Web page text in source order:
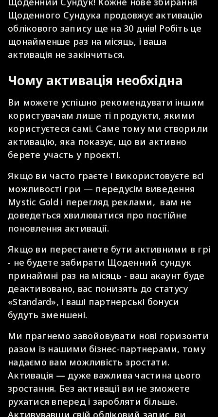
Щоденного Сундука продовжує активацію
облікового запису ще на 30 днів! Робіть це
щонайменше раз на місяць, і ваша
активація не закінчиться.
Чому активація необхідна
Ви можете успішно рекомендувати іншим
користувачам лише ті продукти, якими
користуєтеся самі. Саме тому ми створили
активацію, яка показує, що ви активно
берете участь у проєкті.
Якщо ви часто граєте і використовуєте всі
можливості гри — передусім виведення
Mystic Gold і перегляд реклами, вам не
доведеться хвилюватися про постійне
поновлення активації.
Якщо ви перестанете бути активними в грі
- не будете забирати Щоденний сундук
принаймні раз на місяць - ваш акаунт буде
деактивовано, вас понизять до статусу
«Standard», і ваші партнерські бонуси
будуть зменшені.
Ми прагнемо завойовувати нові горизонти
разом із нашими бізнес-партнерами, тому
надаємо вам можливість зростати.
Активація — дуже важлива частина цього
зростання. Без активації ви не зможете
рухатися вперед і заробляти більше.